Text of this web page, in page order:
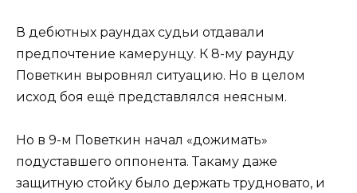
В дебютных раундах судьи отдавали
предпочтение камерунцу. К 8-му раунду
Поветкин выровнял ситуацию. Но в целом
исход боя ещё представлялся неясным.
Но в 9-м Поветкин начал «дожимать»
подуставшего оппонента. Такаму даже
защитную стойку было держать трудновато, и